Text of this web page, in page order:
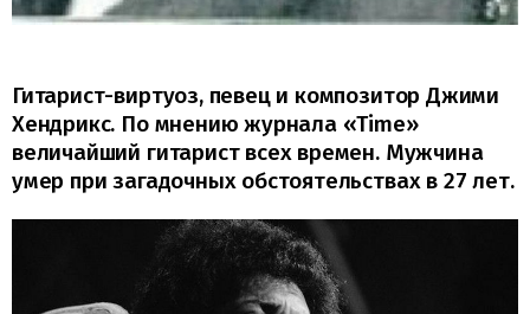
Гитарист-виртуоз, певец и композитор Джими
Хендрикс. По мнению журнала «Time»
величайший гитарист всех времен. Мужчина
умер при загадочных обстоятельствах в 27 лет.